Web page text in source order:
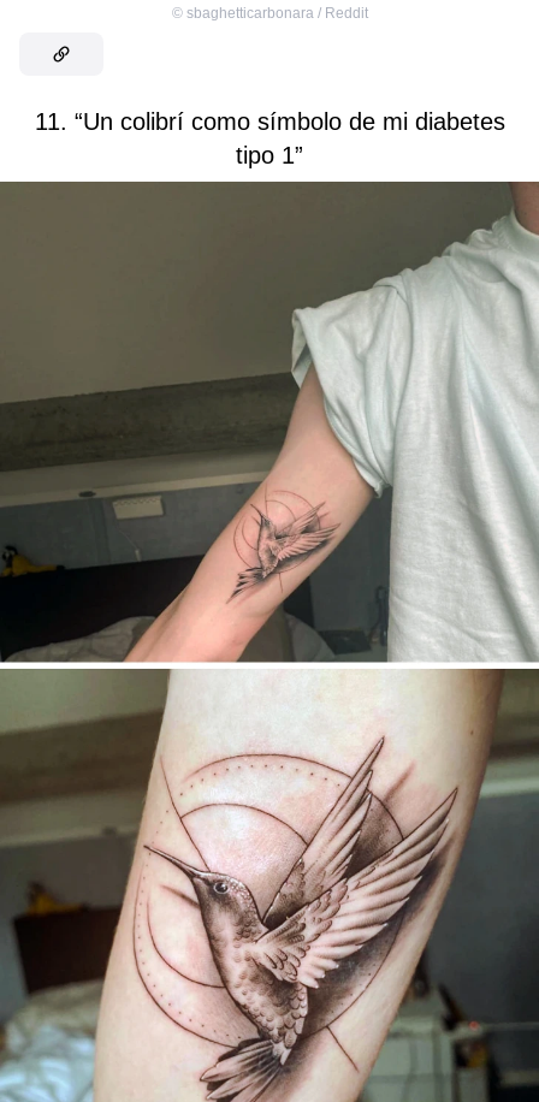
© sbaghetticarbonara / Reddit
11. “Un colibrí como símbolo de mi diabetes
tipo 1”